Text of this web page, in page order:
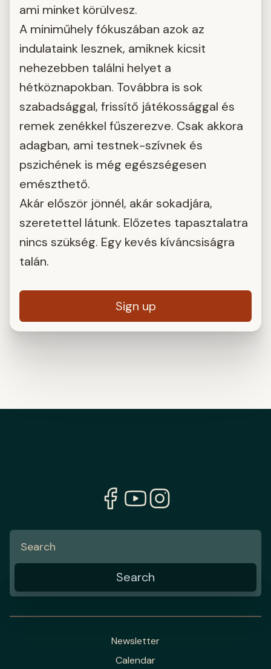
ami minket körülvesz.
A miniműhely fókuszában azok az
indulataink lesznek, amiknek kicsit
nehezebben találni helyet a
hétköznapokban. Továbbra is sok
szabadsággal, frissítő játékossággal és
remek zenékkel fűszerezve. Csak akkora
adagban, ami testnek-szívnek és
pszichének is még egészségesen
emészthető.
Akár először jönnél, akár sokadjára,
szeretettel látunk. Előzetes tapasztalatra
nincs szükség. Egy kevés kíváncsiságra
talán.
Sign up
Newsletter
Calendar